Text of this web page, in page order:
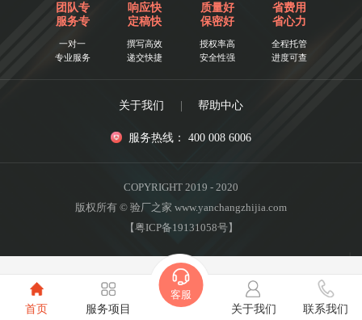
首页 服务项目
客服
关于我们 联系我们
团队专
服务专
一对一
专业服务
响应快
定稿快
撰写高效
递交快捷
质量好
保密好
授权率高
安全性强
省费用
省心力
全程托管
进度可查
关于我们 | 帮助中心
服务热线： 400 008 6006
COPYRIGHT 2019 - 2020
版权所有 © 验厂之家 www.yanchangzhijia.com
【粤ICP备19131058号】